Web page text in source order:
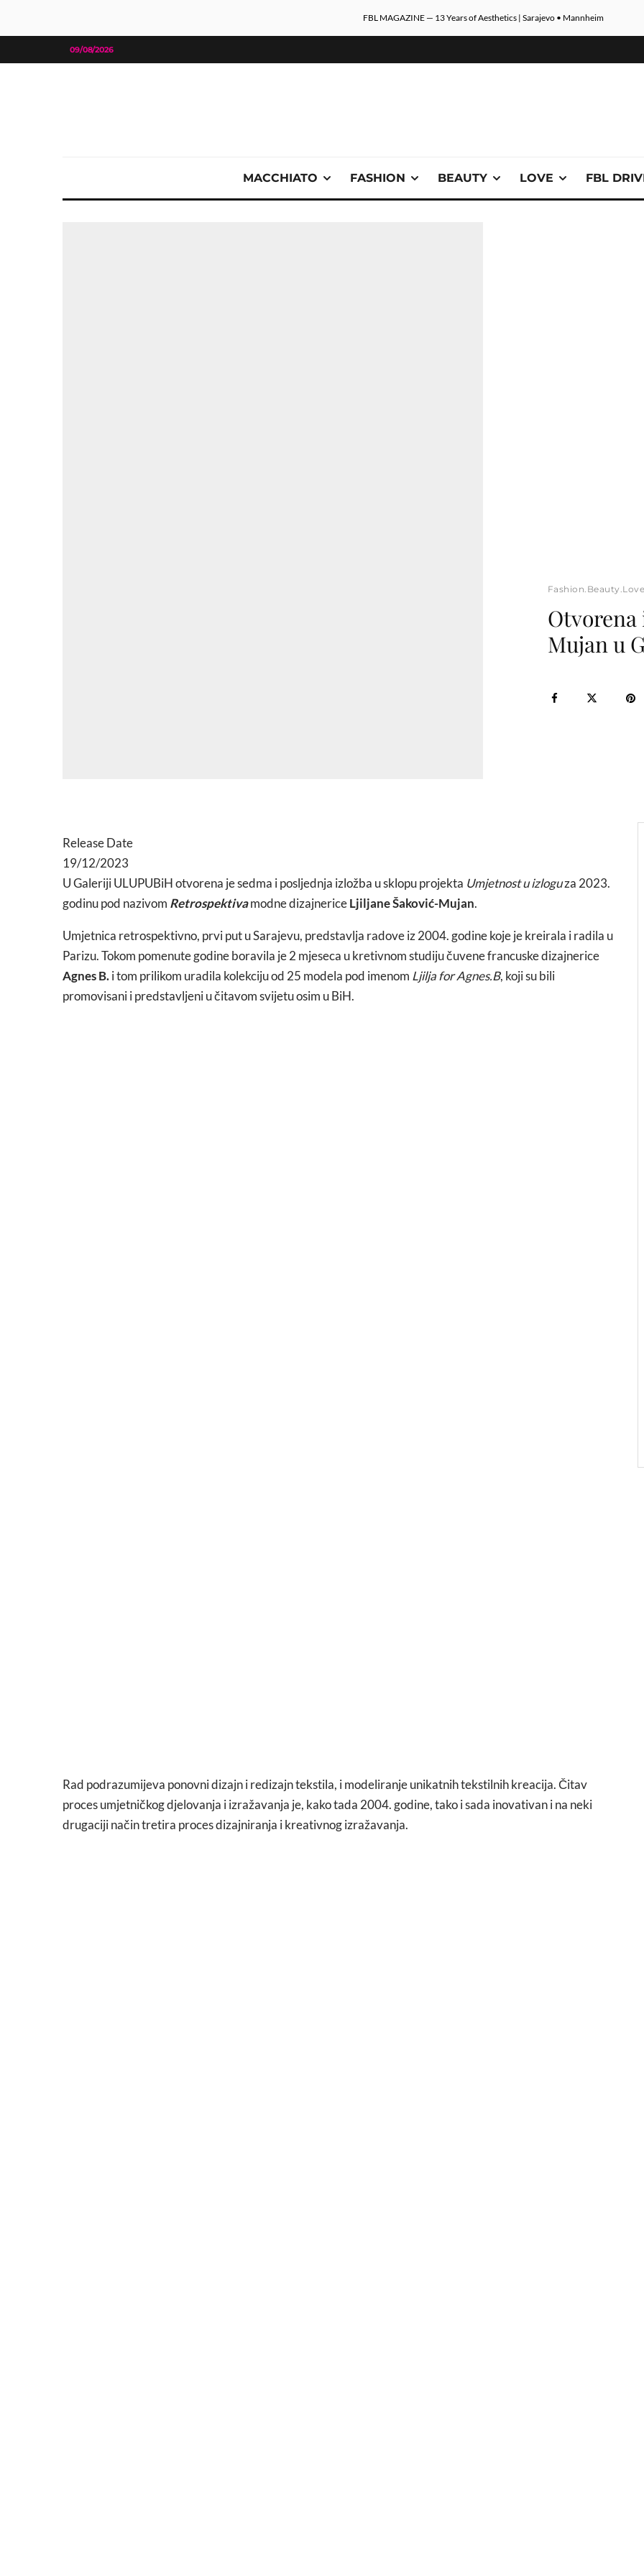
FBL MAGAZINE — 13 Years of Aesthetics | Sarajevo • Mannheim
09/08/2026
MACCHIATO FASHION BEAUTY LOVE FBL
Fashion.Beauty.Love
Otvorena
Mujan u
Release Date
19/12/2023
U Galeriji ULUPUBiH otvorena je sedma i posljednja izložba u sklopu projekta Umjetnost u izloguza 2023.
godinu pod nazivom Retrospektivamodne dizajnericeLjiljane Šaković-Mujan.
Umjetnica retrospektivno, prvi put u Sarajevu, predstavlja radove iz 2004. godine koje je kreirala i radila u
Parizu. Tokom pomenute godine boravila je 2 mjeseca u kretivnom studiju čuvene francuske dizajnerice
Agnes B.i tom prilikom uradila kolekciju od 25 modela pod imenom Ljilja for Agnes.B, koji su bili
promovisani i predstavljeni u čitavom svijetu osim u BiH.
Rad podrazumijeva ponovni dizajn i redizajn tekstila, i modeliranje unikatnih tekstilnih kreacija. Čitav
proces umjetničkog djelovanja i izražavanja je, kako tada 2004. godine, tako i sada inovativan i na neki
drugaciji način tretira proces dizajniranja i kreativnog izražavanja.